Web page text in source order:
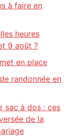
à faire en
heures
9 août ?
en place
randonnée en
sac à dos : ces
de la